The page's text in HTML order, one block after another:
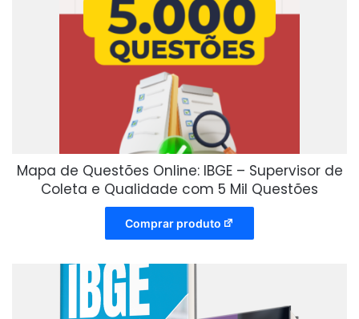
Mapa de Questões Online: IBGE – Supervisor de
Coleta e Qualidade com 5 Mil Questões
Comprar produto